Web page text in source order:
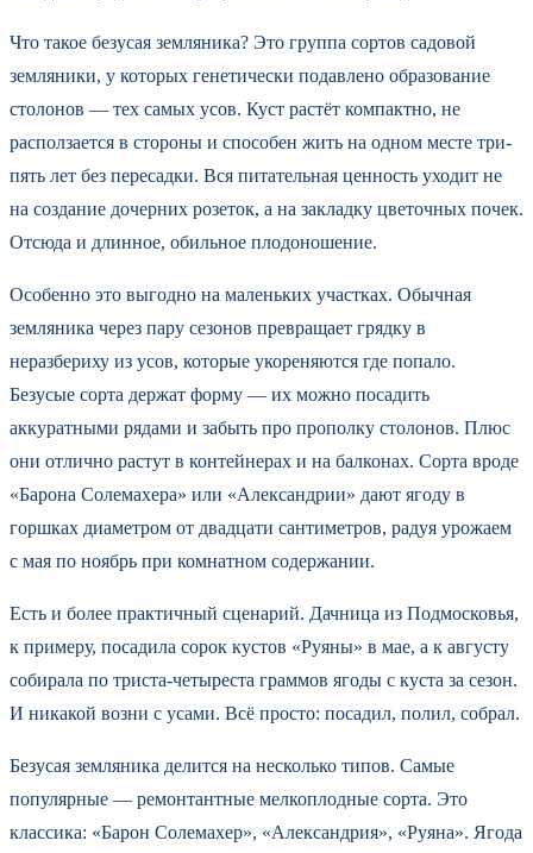
Что такое безусая земляника? Это группа сортов садовой
земляники, у которых генетически подавлено образование
столонов — тех самых усов. Куст растёт компактно, не
расползается в стороны и способен жить на одном месте три-
пять лет без пересадки. Вся питательная ценность уходит не
на создание дочерних розеток, а на закладку цветочных почек.
Отсюда и длинное, обильное плодоношение.
Особенно это выгодно на маленьких участках. Обычная
земляника через пару сезонов превращает грядку в
неразбериху из усов, которые укореняются где попало.
Безусые сорта держат форму — их можно посадить
аккуратными рядами и забыть про прополку столонов. Плюс
они отлично растут в контейнерах и на балконах. Сорта вроде
«Барона Солемахера» или «Александрии» дают ягоду в
горшках диаметром от двадцати сантиметров, радуя урожаем
с мая по ноябрь при комнатном содержании.
Есть и более практичный сценарий. Дачница из Подмосковья,
к примеру, посадила сорок кустов «Руяны» в мае, а к августу
собирала по триста-четыреста граммов ягоды с куста за сезон.
И никакой возни с усами. Всё просто: посадил, полил, собрал.
Безусая земляника делится на несколько типов. Самые
популярные — ремонтантные мелкоплодные сорта. Это
классика: «Барон Солемахер», «Александрия», «Руяна». Ягода